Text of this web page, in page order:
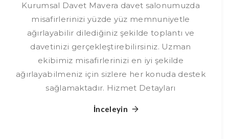
Kurumsal Davet Mavera davet salonumuzda
misafirlerinizi yüzde yüz memnuniyetle
ağırlayabilir dilediğiniz şekilde toplantı ve
davetinizi gerçekleştirebilirsiniz. Uzman
ekibimiz misafirlerinizi en iyi şekilde
ağırlayabilmeniz için sizlere her konuda destek
sağlamaktadır. Hizmet Detayları
İnceleyin